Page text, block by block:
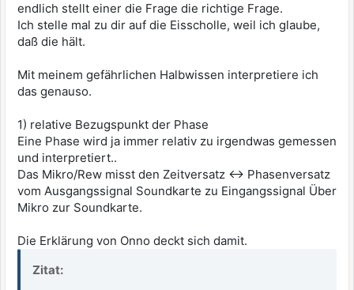
endlich stellt einer die Frage die richtige Frage.
Ich stelle mal zu dir auf die Eisscholle, weil ich glaube,
daß die hält.
Mit meinem gefährlichen Halbwissen interpretiere ich
das genauso.
1) relative Bezugspunkt der Phase
Eine Phase wird ja immer relativ zu irgendwas gemessen
und interpretiert..
Das Mikro/Rew misst den Zeitversatz <-> Phasenversatz
vom Ausgangssignal Soundkarte zu Eingangssignal Über
Mikro zur Soundkarte.
Die Erklärung von Onno deckt sich damit.
Zitat: